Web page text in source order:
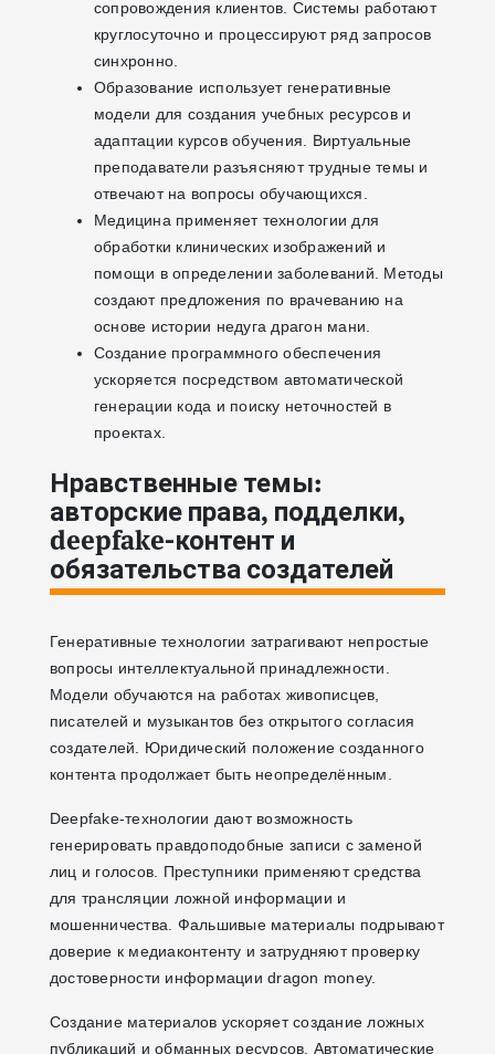
сопровождения клиентов. Системы работают
круглосуточно и процессируют ряд запросов
синхронно.
Образование использует генеративные
модели для создания учебных ресурсов и
адаптации курсов обучения. Виртуальные
преподаватели разъясняют трудные темы и
отвечают на вопросы обучающихся.
Медицина применяет технологии для
обработки клинических изображений и
помощи в определении заболеваний. Методы
создают предложения по врачеванию на
основе истории недуга драгон мани.
Создание программного обеспечения
ускоряется посредством автоматической
генерации кода и поиску неточностей в
проектах.
Нравственные темы:
авторские права, подделки,
deepfake‑контент и
обязательства создателей
Генеративные технологии затрагивают непростые
вопросы интеллектуальной принадлежности.
Модели обучаются на работах живописцев,
писателей и музыкантов без открытого согласия
создателей. Юридический положение созданного
контента продолжает быть неопределённым.
Deepfake-технологии дают возможность
генерировать правдоподобные записи с заменой
лиц и голосов. Преступники применяют средства
для трансляции ложной информации и
мошенничества. Фальшивые материалы подрывают
доверие к медиаконтенту и затрудняют проверку
достоверности информации dragon money.
Создание материалов ускоряет создание ложных
публикаций и обманных ресурсов. Автоматические